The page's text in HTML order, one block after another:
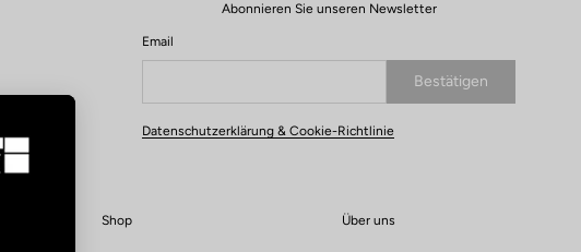
Abonnieren Sie unseren Newsletter
Email
Bestätigen
Deine E-Mail wurde registriert.
Datenschutzerklärung & Cookie-Richtlinie
Shop Über uns